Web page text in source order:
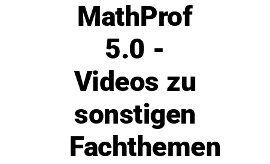
MathProf
5.0 -
Videos zu
sonstigen
Fachthemen